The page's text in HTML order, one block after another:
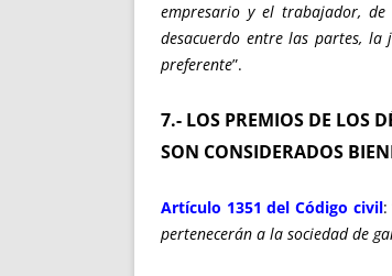
empresario y el trabajador, de
desacuerdo entre las partes,
preferente”.
7.- LOS PREMIOS DE LOS
SON CONSIDERADOS
Artículo 1351 del Código civil:
pertenecerán a la sociedad de